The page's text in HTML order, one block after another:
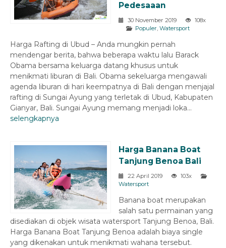
Pedesaaan
30 November 2019
108x
Populer, Watersport
Harga Rafting di Ubud – Anda mungkin pernah
mendengar berita, bahwa beberapa waktu lalu Barack
Obama bersama keluarga datang khusus untuk
menikmati liburan di Bali. Obama sekeluarga mengawali
agenda liburan di hari keempatnya di Bali dengan menjajal
rafting di Sungai Ayung yang terletak di Ubud, Kabupaten
Gianyar, Bali. Sungai Ayung memang menjadi loka...
selengkapnya
Harga Banana Boat
Tanjung Benoa Bali
22 April 2019
103x
Watersport
Banana boat merupakan
salah satu permainan yang
disediakan di objek wisata watersport Tanjung Benoa, Bali.
Harga Banana Boat Tanjung Benoa adalah biaya single
yang dikenakan untuk menikmati wahana tersebut.